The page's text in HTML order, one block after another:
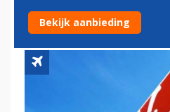
BEKLONKEN
Bekijk aanbieding